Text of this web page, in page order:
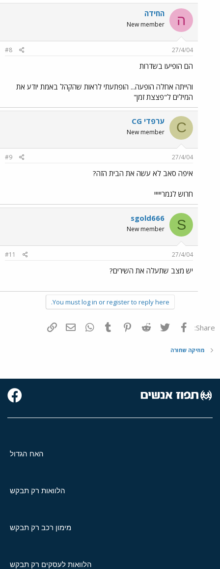
ה החידה
New member
27/4/04
#8
הם הופיעו בשדרות
והייתה אחלה הופעה... הופתעתי לראות שהקהל באמת יודע את
המילים ל"פצצת זמן"
C CG ערפדי
New member
27/4/04
#9
איפה סאב לא עשה את הבית הזה?
חרוש לגמרייייי
S
sgold666
New member
27/4/04
#11
יש מצב שתעלה את השירים?
You must log in or register to reply here.
Share: פייסבוק Twitter
Reddit
Pinterest
Tumblr
WhatsAppדואר אלקטרוני
מוזיקה שחורה
האח הגדול
הלוואות רק תבקש
מימון רכב רק תבקש
הלוואות לעסקים רק תבקש